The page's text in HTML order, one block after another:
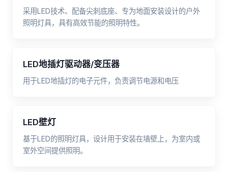
采用LED技术、配备尖刺底座、专为地面安装设计的户外
照明灯具，具有高效节能的照明特性。
LED地插灯驱动器/变压器
用于LED地插灯的电子元件，负责调节电源和电压
LED壁灯
基于LED的照明灯具，设计用于安装在墙壁上，为室内或
室外空间提供照明。